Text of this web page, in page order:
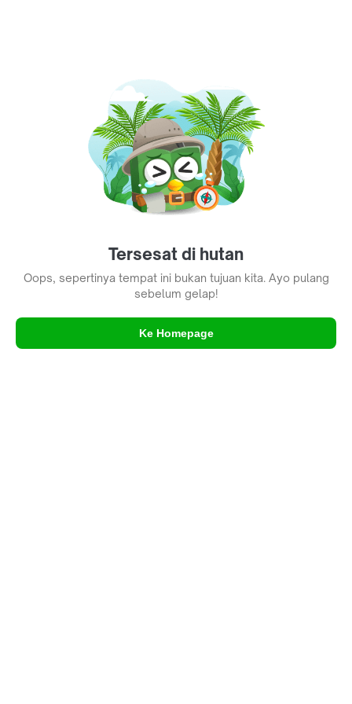
Tersesat di hutan
Oops, sepertinya tempat ini bukan tujuan kita. Ayo pulang
sebelum gelap!
Ke Homepage